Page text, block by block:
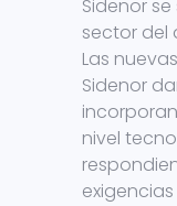
Sidenor
sector del
Las
Sidenor
nivel